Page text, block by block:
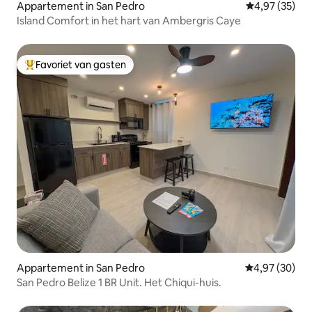
Appartement in San Pedro Gemiddelde
4,97 (35)
Island Comfort in het hart van Ambergris Caye
Topfavoriet van gasten
Favoriet van gasten
Appartement in San Pedro Gemiddelde
4,97 (30)
San Pedro Belize 1 BR Unit. Het Chiqui-huis.